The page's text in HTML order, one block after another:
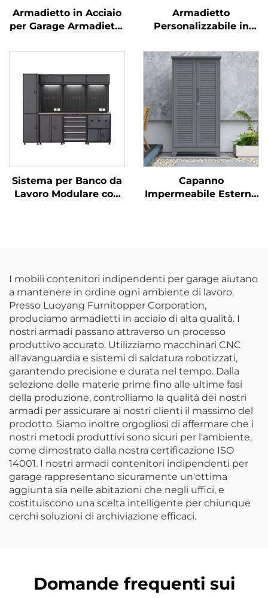
Armadietto in Acciaio
per Garage Armadietto
Parcheggio Auto
Vano Motore
Armadietto per
Immagazzinaggio in
Metallo
Armadietto
Personalizzabile in
Immagazzinaggio in
Garage Sistema di
Organizzazione Banco
da Lavoro per
Meccanico Armadietto
da Parete Baule per
Attrezzi
Sistema per Banco da
Lavoro Modulare con
Capanno
Impermeabile Esterno
Attrezzi da Giardino e
Attrezzatura da Pesca
I mobili contenitori indipendenti per garage aiutano
a mantenere in ordine ogni ambiente di lavoro.
Presso Luoyang Furnitopper Corporation,
produciamo armadietti in acciaio di alta qualità. I
nostri armadi passano attraverso un processo
produttivo accurato. Utilizziamo macchinari CNC
all'avanguardia e sistemi di saldatura robotizzati,
garantendo precisione e durata nel tempo. Dalla
selezione delle materie prime fino alle ultime fasi
della produzione, controlliamo la qualità dei nostri
armadi per assicurare ai nostri clienti il massimo del
prodotto. Siamo inoltre orgogliosi di affermare che i
nostri metodi produttivi sono sicuri per l'ambiente,
come dimostrato dalla nostra certificazione ISO
14001. I nostri armadi contenitori indipendenti per
garage rappresentano sicuramente un'ottima
aggiunta sia nelle abitazioni che negli uffici, e
costituiscono una scelta intelligente per chiunque
cerchi soluzioni di archiviazione efficaci.
Domande frequenti sui